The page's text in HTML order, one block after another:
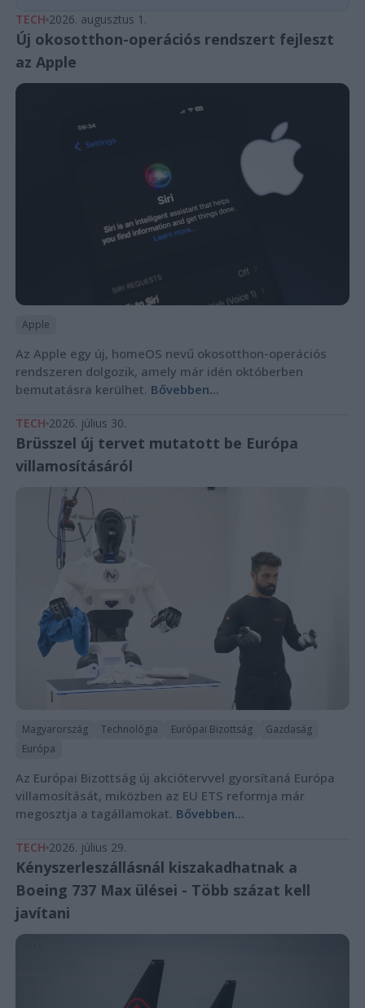
TECH 2026. augusztus 1.
Új okosotthon-operációs rendszert fejleszt
az Apple
Apple
Az Apple egy új, homeOS nevű okosotthon-operációs
rendszeren dolgozik, amely már idén októberben
bemutatásra kerülhet. Bővebben...
TECH 2026. július 30.
Brüsszel új tervet mutatott be Európa
villamosításáról
Magyarország Technológia Európai Bizottság
Gazdaság
Európa
Az Európai Bizottság új akciótervvel gyorsítaná Európa
villamosítását, miközben az EU ETS reformja már
megosztja a tagállamokat. Bővebben...
TECH 2026. július 29.
Kényszerleszállásnál kiszakadhatnak a
Boeing 737 Max ülései - Több százat kell
javítani